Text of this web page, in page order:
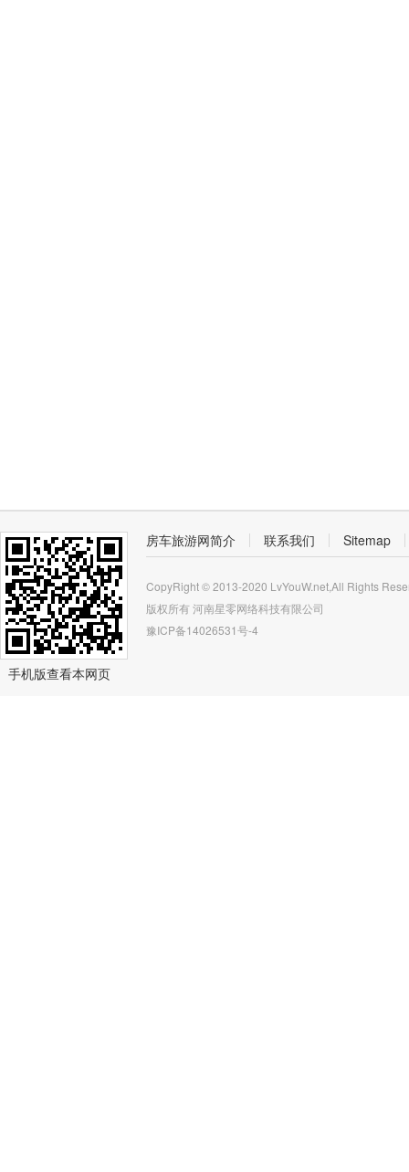
手机版查看本网页
房车旅游网简介 联系我们 Sitemap
CopyRight © 2013-2020 LvYouW.net,All Rights
版权所有河南星零网络科技有限公司
豫ICP备14026531号-4